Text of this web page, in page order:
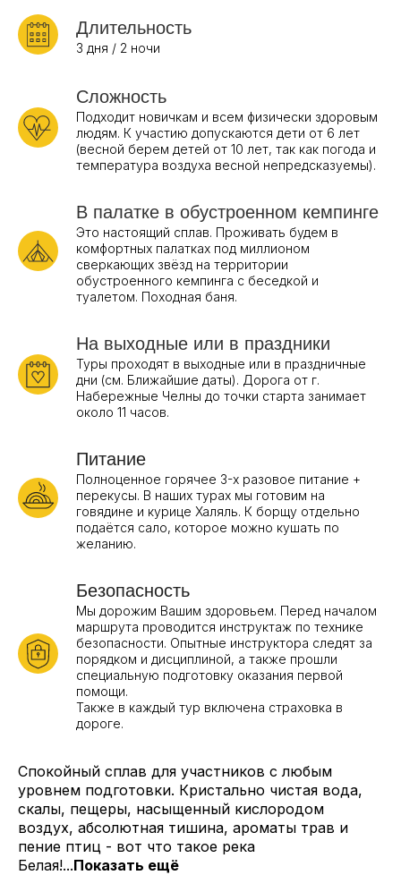
Длительность
3 дня / 2 ночи
Сложность
Подходит новичкам и всем физически здоровым
людям. К участию допускаются дети от 6 лет
(весной берем детей от 10 лет, так как погода и
температура воздуха весной непредсказуемы).
В палатке в обустроенном кемпинге
Это настоящий сплав. Проживать будем в
комфортных палатках под миллионом
сверкающих звёзд на территории
обустроенного кемпинга с беседкой и
туалетом. Походная баня.
На выходные или в праздники
Туры проходят в выходные или в праздничные
дни (см. Ближайшие даты). Дорога от г.
Набережные Челны до точки старта занимает
около 11 часов.
Питание
Полноценное горячее 3-х разовое питание +
перекусы. В наших турах мы готовим на
говядине и курице Халяль. К борщу отдельно
подаётся сало, которое можно кушать по
желанию.
Безопасность
Мы дорожим Вашим здоровьем. Перед началом
маршрута проводится инструктаж по технике
безопасности. Опытные инструктора следят за
порядком и дисциплиной, а также прошли
специальную подготовку оказания первой
помощи.
Также в каждый тур включена страховка в
дороге.
Спокойный сплав для участников с любым
уровнем подготовки. Кристально чистая вода,
скалы, пещеры, насыщенный кислородом
воздух, абсолютная тишина, ароматы трав и
пение птиц - вот что такое река
Белая!...Показать ещё